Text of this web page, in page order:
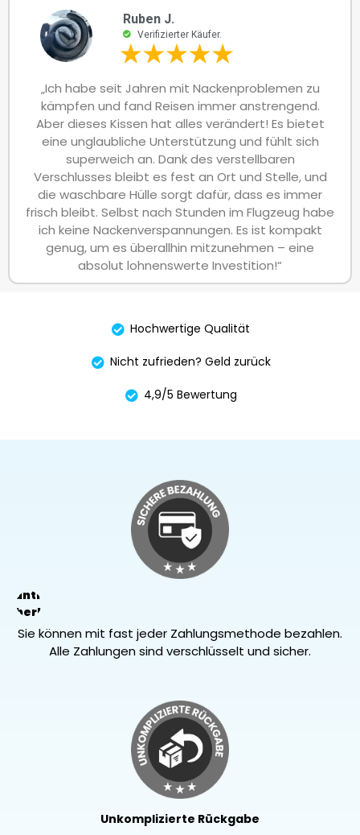
Ruben J.
Verifizierter Käufer.
„Ich habe seit Jahren mit Nackenproblemen zu
kämpfen und fand Reisen immer anstrengend.
Aber dieses Kissen hat alles verändert! Es bietet
eine unglaubliche Unterstützung und fühlt sich
superweich an. Dank des verstellbaren
Verschlusses bleibt es fest an Ort und Stelle, und
die waschbare Hülle sorgt dafür, dass es immer
frisch bleibt. Selbst nach Stunden im Flugzeug habe
ich keine Nackenverspannungen. Es ist kompakt
genug, um es überallhin mitzunehmen – eine
absolut lohnenswerte Investition!“
Hochwertige Qualität
Nicht zufrieden? Geld zurück
4,9/5 Bewertung
Sie können mit fast jeder Zahlungsmethode bezahlen.
Alle Zahlungen sind verschlüsselt und sicher.
Unkomplizierte Rückgabe